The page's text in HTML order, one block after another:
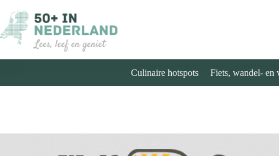
naar
de
inhoud
Culinaire hotspots Fiets, wandel- en